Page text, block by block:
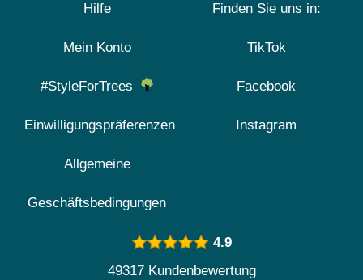
Hilfe
Mein Konto
#StyleForTrees
Einwilligungspräferenzen
Allgemeine
Geschäftsbedingungen
Finden Sie uns in:
TikTok
Facebook
Instagram
4.9
49317 Kundenbewertung